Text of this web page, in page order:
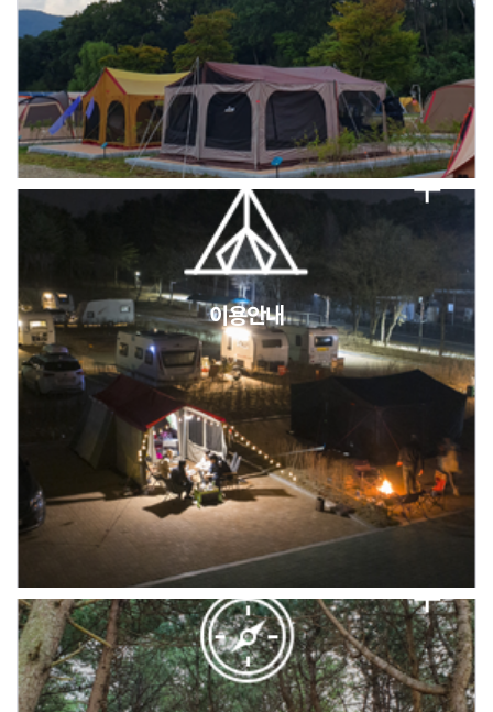
2026년 5월 캠핑장 안점 점검의 날 변경 안내
캠핑장(9월1일~6일) 미운영 공지
2026년 5월 캠핑장 안점 점검의 날 변경 안내
캠핑장(9월1일~6일) 미운영 공지
[6/1]전산시스템 점검 및 안정화에 따른 서비스 이용 제한 안내
이용안내